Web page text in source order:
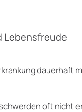
Lebensfreude
dauerhaft
oft nicht